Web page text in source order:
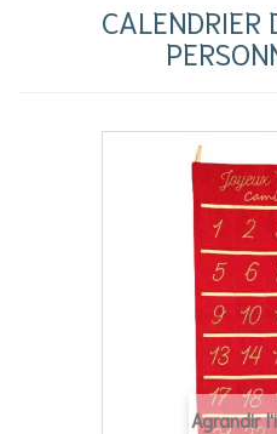
CALENDRIER
Agrandir